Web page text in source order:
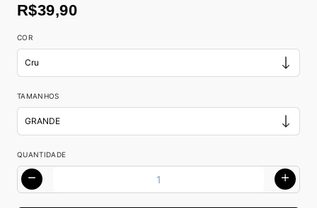
R$39,90
COR
TAMANHOS
QUANTIDADE